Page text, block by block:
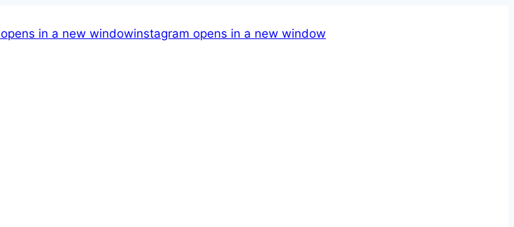
opens in a new windowinstagram opens in a new window